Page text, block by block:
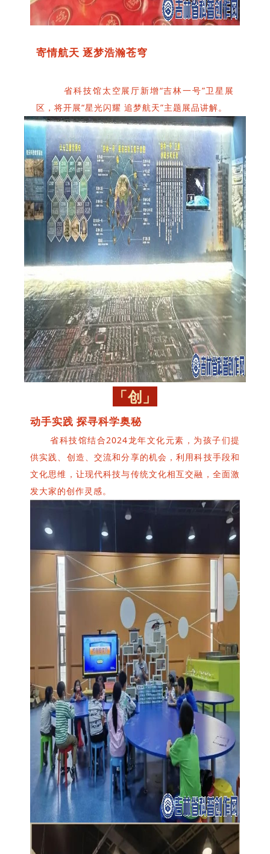
寄情航天 逐梦浩瀚苍穹
省科技馆太空展厅新增“吉林一号”卫星展
区，将开展“星光闪耀 追梦航天”主题展品讲解。
「创」
动手实践 探寻科学奥秘
省科技馆结合2024龙年文化元素，为孩子们提
供实践、创造、交流和分享的机会，利用科技手段和
文化思维，让现代科技与传统文化相互交融，全面激
发大家的创作灵感。